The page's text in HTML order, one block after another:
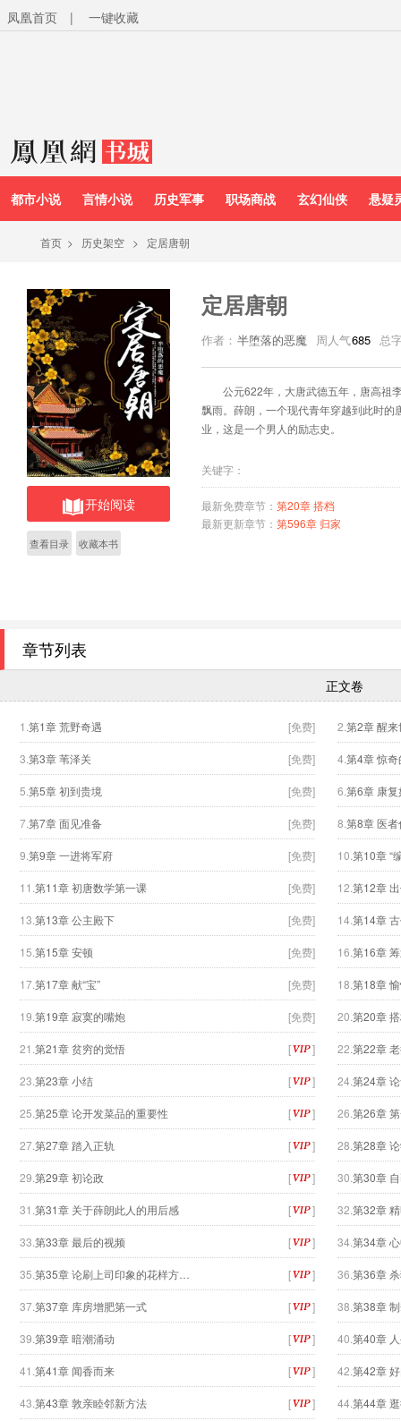
凤凰首页 | 一键收藏
都市小说 言情小说 历史军事 职场商战 玄幻仙侠 悬疑
首页 > 历史架空 > 定居唐朝
开始阅读
查看目录 收藏本书
定居唐朝
作者： 半堕落的恶魔 周人气685 总
公元622年，大唐武德五年，唐高祖
飘雨。薛朗，一个现代青年穿越到此时
业，这是一个男人的励志史。
关键字：
最新免费章节： 第20章 搭档
最新更新章节： 第596章 归家
章节列表
正文卷
1. 第1章 荒野奇遇 [免费] 2. 第2章 醒
3. 第3章 苇泽关 [免费] 4. 第4章 惊
5. 第5章 初到贵境 [免费] 6. 第6章 康
7.第7章 面见准备 [免费] 8. 第8章 医
9. 第9章 一进将军府 [免费] 10. 第10章 “
11. 第11章 初唐数学第一课 [免费] 12. 第12章
13. 第13章 公主殿下 [免费] 14. 第14章
15. 第15章 安顿 [免费] 16. 第16章
17.第17章 献“宝” [免费] 18. 第18章
19. 第19章 寂寞的嘴炮 [免费] 20. 第20章
21. 第21章 贫穷的觉悟 [ ] 22. 第22章
23. 第23章 小结 [ ] 24. 第24章
25. 第25章 论开发菜品的重要性 [ ] 26. 第26章
27.第27章 踏入正轨 [ ] 28. 第28章
29. 第29章 初论政 [ ] 30. 第30章
31. 第31章 关于薛朗此人的用后感 [ ] 32. 第32章
33. 第33章 最后的视频 [ ] 34. 第34章
35. 第35章 论刷上司印象的花样方… [ ] 36. 第36章
37.第37章 库房增肥第一式 [ ] 38. 第38章
39. 第39章 暗潮涌动 [ ] 40. 第40章
41. 第41章 闻香而来 [ ] 42. 第42章
43. 第43章 敦亲睦邻新方法 [ ] 44. 第44章